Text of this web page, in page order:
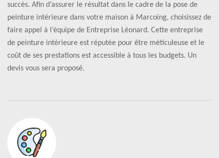
succès. Afin d’assurer le résultat dans le cadre de la pose de
peinture intérieure dans votre maison à Marcoing, choisissez de
faire appel à l’équipe de Entreprise Léonard. Cette entreprise
de peinture intérieure est réputée pour être méticuleuse et le
coût de ses prestations est accessible à tous les budgets. Un
devis vous sera proposé.